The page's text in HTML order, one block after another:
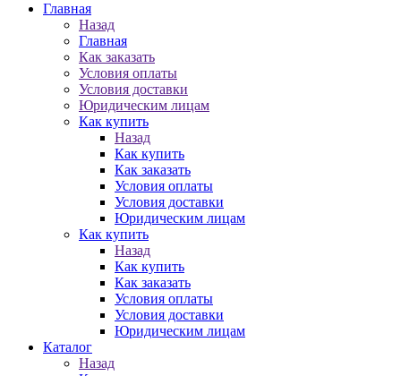
Главная
Назад
Главная
Как заказать
Условия оплаты
Условия доставки
Юридическим лицам
Как купить
Назад
Как купить
Как заказать
Условия оплаты
Условия доставки
Юридическим лицам
Как купить
Назад
Как купить
Как заказать
Условия оплаты
Условия доставки
Юридическим лицам
Каталог
Назад